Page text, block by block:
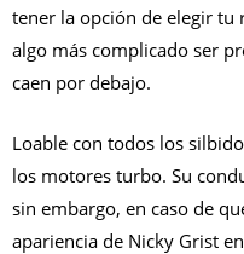
tener la opción de elegir tu
algo más complicado ser
caen por debajo.
Loable con todos los
los motores turbo. Su
sin embargo, en caso de
apariencia de Nicky Grist